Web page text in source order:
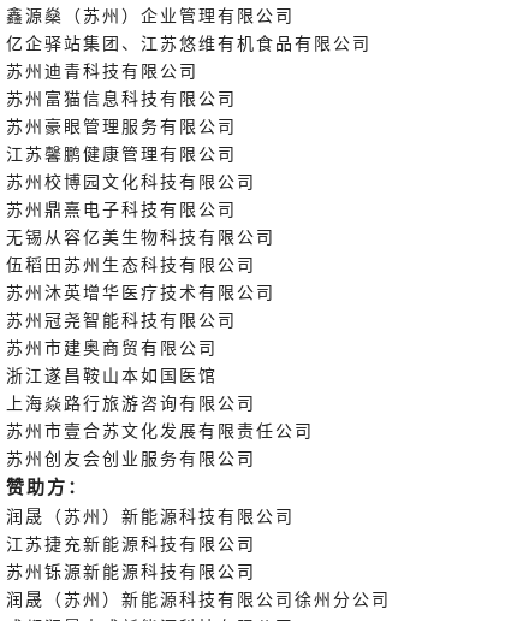
鑫源燊（苏州）企业管理有限公司
亿企驿站集团、江苏悠维有机食品有限公司
苏州迪青科技有限公司
苏州富猫信息科技有限公司
苏州豪眼管理服务有限公司
江苏馨鹏健康管理有限公司
苏州校博园文化科技有限公司
苏州鼎熹电子科技有限公司
无锡从容亿美生物科技有限公司
伍稻田苏州生态科技有限公司
苏州沐英增华医疗技术有限公司
苏州冠尧智能科技有限公司
苏州市建奥商贸有限公司
浙江遂昌鞍山本如国医馆
上海焱路行旅游咨询有限公司
苏州市壹合苏文化发展有限责任公司
苏州创友会创业服务有限公司
赞助方：
润晟（苏州）新能源科技有限公司
江苏捷充新能源科技有限公司
苏州铄源新能源科技有限公司
润晟（苏州）新能源科技有限公司徐州分公司